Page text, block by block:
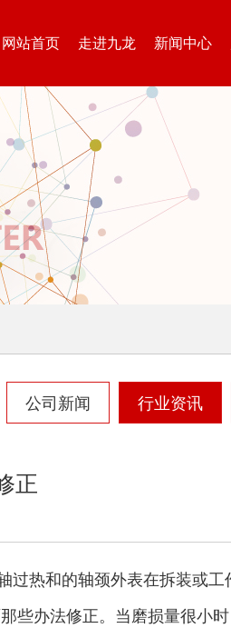
网站首页 走进九龙 新闻中心
公司新闻 行业资讯
正
热和的轴颈外表在拆装或
些办法修正。当磨损量很小
碎机 圆盘破碎机